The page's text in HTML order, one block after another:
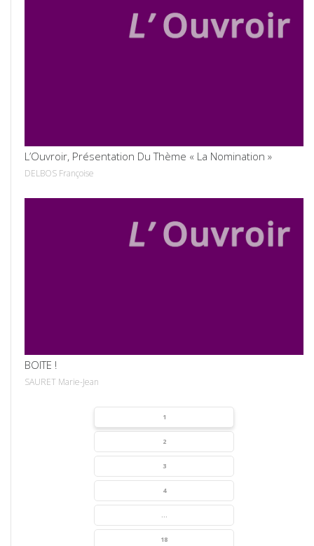
L’Ouvroir, Présentation Du Thème « La Nomination »
DELBOS Françoise
BOITE !
SAURET Marie-Jean
1
2
3
4
...
18